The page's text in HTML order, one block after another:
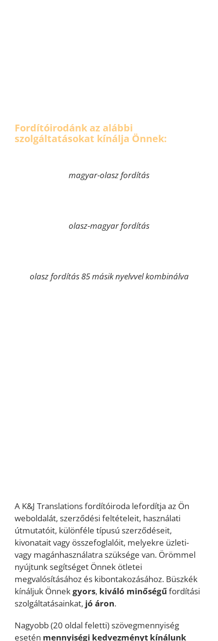
Fordítóirodánk az alábbi
szolgáltatásokat kínálja Önnek:
magyar-olasz fordítás
olasz-magyar fordítás
olasz fordítás 85 másik nyelvvel kombinálva
A K&J Translations fordítóiroda lefordítja az Ön
weboldalát, szerződési feltételeit, használati
útmutatóit, különféle típusú szerződéseit,
kivonatait vagy összefoglalóit, melyekre üzleti-
vagy magánhasználatra szüksége van. Örömmel
nyújtunk segítséget Önnek ötletei
megvalósításához és kibontakozásához. Büszkék
kínáljuk Önnekgyors, kiváló minőségűfordítási
szolgáltatásainkat, jó áron.
Nagyobb (20 oldal feletti) szövegmennyiség
esetén mennyiségi kedvezményt kínálunk